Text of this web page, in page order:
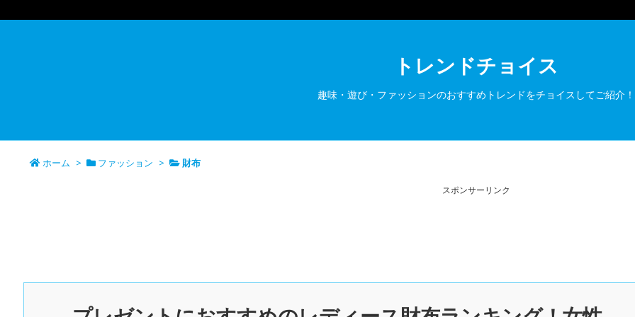
トレンドチョイス
趣味・遊び・ファッションのおすすめトレンドをチョイスしてご紹介！
ホーム > ファッション > 財布
スポンサーリンク